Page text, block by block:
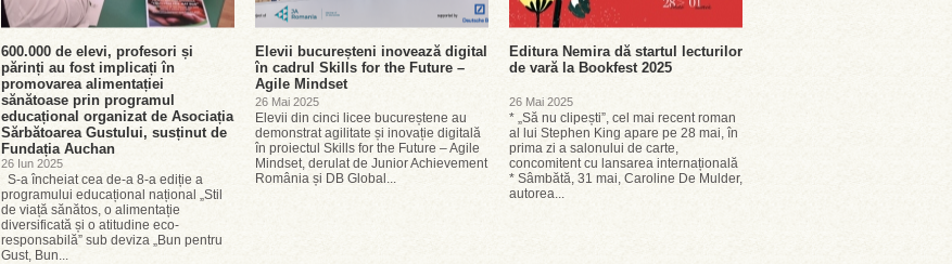
600.000 de elevi, profesori și
părinți au fost implicați în
promovarea alimentației
sănătoase prin programul
educațional organizat de Asociația
Sărbătoarea Gustului, susținut de
Fundația Auchan
26 Iun 2025
S-a încheiat cea de-a 8-a ediție a
programului educațional național „Stil
de viață sănătos, o alimentație
diversificată și o atitudine eco-
responsabilă” sub deviza „Bun pentru
Gust, Bun...
Elevii bucureșteni inovează digital
în cadrul Skills for the Future –
Agile Mindset
26 Mai 2025
Elevii din cinci licee bucureștene au
demonstrat agilitate și inovație digitală
în proiectul Skills for the Future – Agile
Mindset, derulat de Junior Achievement
România și DB Global...
Editura Nemira dă startul lecturilor
de vară la Bookfest 2025
26 Mai 2025
* „Să nu clipești”, cel mai recent roman
al lui Stephen King apare pe 28 mai, în
prima zi a salonului de carte,
concomitent cu lansarea internațională
* Sâmbătă, 31 mai, Caroline De Mulder,
autorea...